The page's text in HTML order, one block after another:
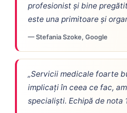
profesionist și bine
este una primitoare și
— Stefania Szoke, Google
„Servicii medicale foarte
implicați în ceea ce fac,
specialiști. Echipă de nota